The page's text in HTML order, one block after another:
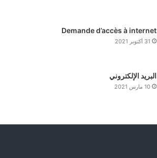
Demande d’accès à internet
31 أكتوبر 2021
البريد الإلكتروني
10 مارس 2021